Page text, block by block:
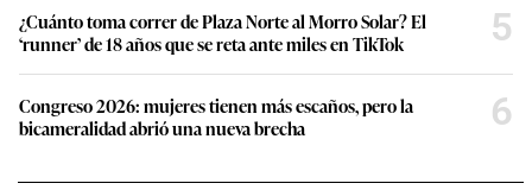
¿Cuánto toma correr de Plaza Norte al Morro Solar? El
‘runner’ de 18 años que se reta ante miles en TikTok
5
Congreso 2026: mujeres tienen más escaños, pero la
bicameralidad abrió una nueva brecha
6